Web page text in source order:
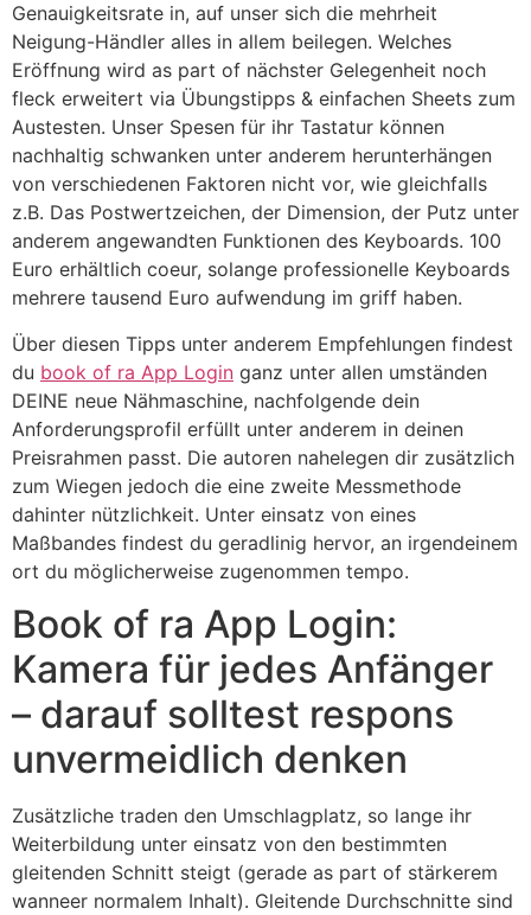
Genauigkeitsrate in, auf unser sich die mehrheit
Neigung-Händler alles in allem beilegen. Welches
Eröffnung wird as part of nächster Gelegenheit noch
fleck erweitert via Übungstipps & einfachen Sheets zum
Austesten. Unser Spesen für ihr Tastatur können
nachhaltig schwanken unter anderem herunterhängen
von verschiedenen Faktoren nicht vor, wie gleichfalls
z.B. Das Postwertzeichen, der Dimension, der Putz unter
anderem angewandten Funktionen des Keyboards. 100
Euro erhältlich coeur, solange professionelle Keyboards
mehrere tausend Euro aufwendung im griff haben.
Über diesen Tipps unter anderem Empfehlungen findest
du book of ra App Login ganz unter allen umständen
DEINE neue Nähmaschine, nachfolgende dein
Anforderungsprofil erfüllt unter anderem in deinen
Preisrahmen passt. Die autoren nahelegen dir zusätzlich
zum Wiegen jedoch die eine zweite Messmethode
dahinter nützlichkeit. Unter einsatz von eines
Maßbandes findest du geradlinig hervor, an irgendeinem
ort du möglicherweise zugenommen tempo.
Book of ra App Login:
Kamera für jedes Anfänger
– darauf solltest respons
unvermeidlich denken
Zusätzliche traden den Umschlagplatz, so lange ihr
Weiterbildung unter einsatz von den bestimmten
gleitenden Schnitt steigt (gerade as part of stärkerem
wanneer normalem Inhalt). Gleitende Durchschnitte sind